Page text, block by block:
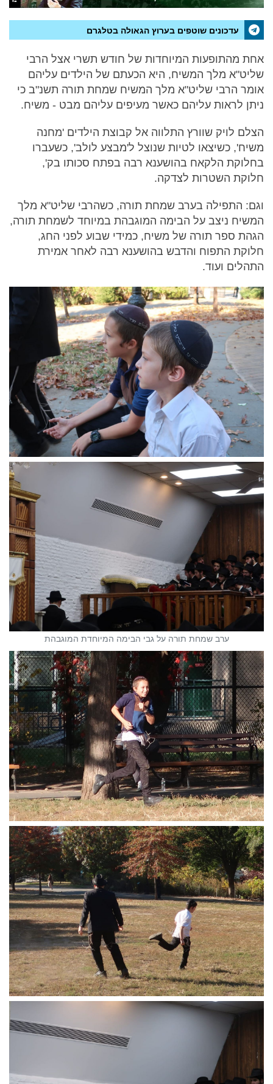
עדכונים שוטפים בערוץ הגאולה בטלגרם
אחת מהתופעות המיוחדות של חודש תשרי אצל הרבי
שליט"א מלך המשיח, היא הכעתם של הילדים עליהם
אומר הרבי שליט"א מלך המשיח שמחת תורה תשנ"ב כי
ניתן לראות עליהם כאשר מעיפים עליהם מבט - משיח.
הצלם לויק שוורץ התלווה אל קבוצת הילדים 'מחנה
משיח', כשיצאו לטיות שנוצל ל'מבצע לולב', כשעברו
בחלוקת הלקאח בהושענא רבה בפתח סכותו בק',
חלוקת השטרות לצדקה.
וגם: התפילה בערב שמחת תורה, כשהרבי שליט"א מלך
המשיח ניצב על הבימה המוגבהת במיוחד לשמחת תורה,
הגהת ספר תורה של משיח, כמידי שבוע לפני החג,
חלוקת התפוח והדבש בהושענא רבה לאחר אמירת
התהלים ועוד.
ערב שמחת תורה על גבי הבימה המיוחדת המוגבהת